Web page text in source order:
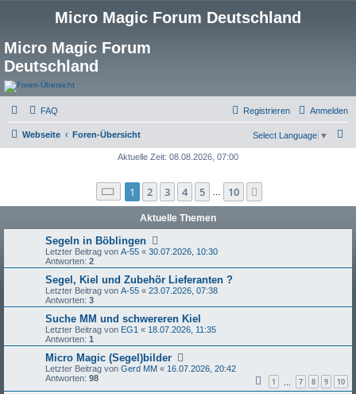
Micro Magic Forum Deutschland
Micro Magic Forum
Deutschland
FAQ Anmelden
Registrieren
Webseite Foren-Übersicht Select Language ▼
Aktuelle Zeit: 08.08.2026, 07:00
Seite 1von 10
1 2 3 4 5 10
Aktuelle Themen
Segeln in Böblingen
Letzter Beitrag von A-55 « 30.07.2026, 10:30
Antworten: 2
Segel, Kiel und Zubehör Lieferanten ?
Letzter Beitrag von A-55 « 23.07.2026, 07:38
Antworten: 3
Suche MM und schwereren Kiel
Letzter Beitrag von EG1 « 18.07.2026, 11:35
Antworten: 1
Micro Magic (Segel)bilder
Letzter Beitrag von Gerd MM « 16.07.2026, 20:42
Antworten: 98 1 7 8 9 10